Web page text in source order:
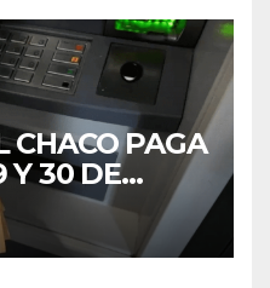
CHACO PAGA
Y 30 DE
DE